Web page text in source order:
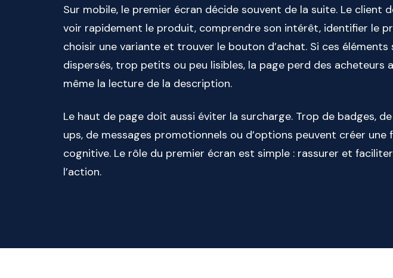
Sur mobile, le premier écran décide souvent de la suite. Le client
voir rapidement le produit, comprendre son intérêt, identifier le
choisir une variante et trouver le bouton d’achat. Si ces éléments
dispersés, trop petits ou peu lisibles, la page perd des acheteurs
même la lecture de la description.
Le haut de page doit aussi éviter la surcharge. Trop de badges,
ups, de messages promotionnels ou d’options peuvent créer une
cognitive. Le rôle du premier écran est simple : rassurer et faciliter
l’action.